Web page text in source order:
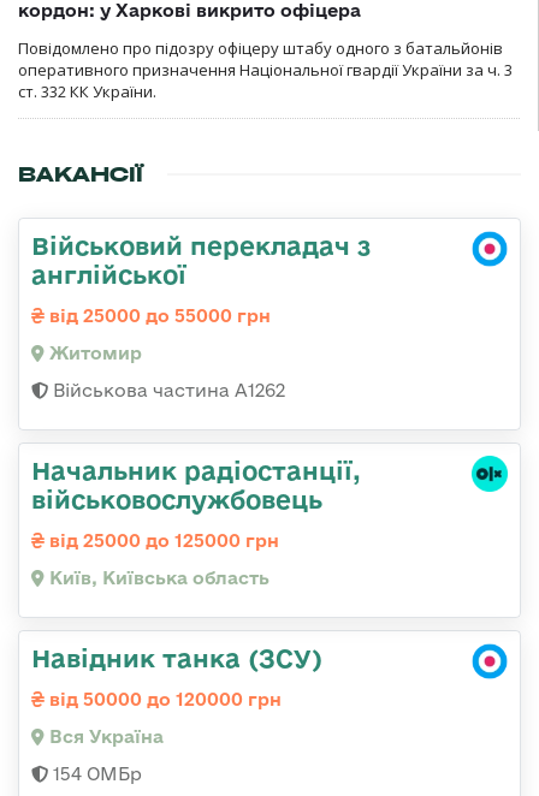
кордон: у Харкові викрито офіцера
Повідомлено про підозру офіцеру штабу одного з батальйонів
оперативного призначення Національної гвардії України за ч. 3
ст. 332 КК України.
ВАКАНСІЇ
Військовий перекладач з
англійської
від 25000 до 55000 грн
Житомир
Військова частина А1262
Начальник радіостанції,
військовослужбовець
від 25000 до 125000 грн
Київ, Київська область
Навідник танка (ЗСУ)
від 50000 до 120000 грн
Вся Україна
154 ОМБр